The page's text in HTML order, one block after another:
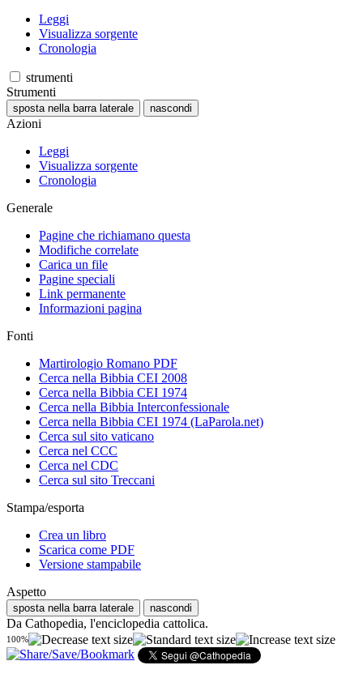
Leggi
Visualizza sorgente
Cronologia
strumenti
Strumenti
sposta nella barra laterale nascondi
Azioni
Leggi
Visualizza sorgente
Cronologia
Generale
Pagine che richiamano questa
Modifiche correlate
Carica un file
Pagine speciali
Link permanente
Informazioni pagina
Fonti
Martirologio Romano PDF
Cerca nella Bibbia CEI 2008
Cerca nella Bibbia CEI 1974
Cerca nella Bibbia Interconfessionale
Cerca nella Bibbia CEI 1974 (LaParola.net)
Cerca sul sito vaticano
Cerca nel CCC
Cerca nel CDC
Cerca sul sito Treccani
Stampa/esporta
Crea un libro
Scarica come PDF
Versione stampabile
Aspetto
sposta nella barra laterale nascondi
Da Cathopedia, l'enciclopedia cattolica.
100%